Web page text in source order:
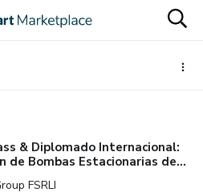
& Diplomado Internacional:
de Bombas Estacionarias de
FSRLI